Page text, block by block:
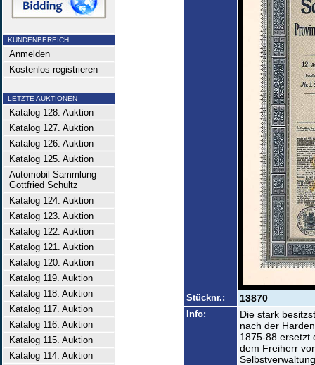
KUNDENBEREICH
Anmelden
Kostenlos registrieren
LETZTE AUKTIONEN
Katalog 128. Auktion
Katalog 127. Auktion
Katalog 126. Auktion
Katalog 125. Auktion
Automobil-Sammlung
Gottfried Schultz
Katalog 124. Auktion
Katalog 123. Auktion
Katalog 122. Auktion
Katalog 121. Auktion
Katalog 120. Auktion
Katalog 119. Auktion
Katalog 118. Auktion
Katalog 117. Auktion
Katalog 116. Auktion
Katalog 115. Auktion
Katalog 114. Auktion
Stücknr.: 13870
Info:
Die stark
nach der
1875-88 ersetzt
dem Freiherr